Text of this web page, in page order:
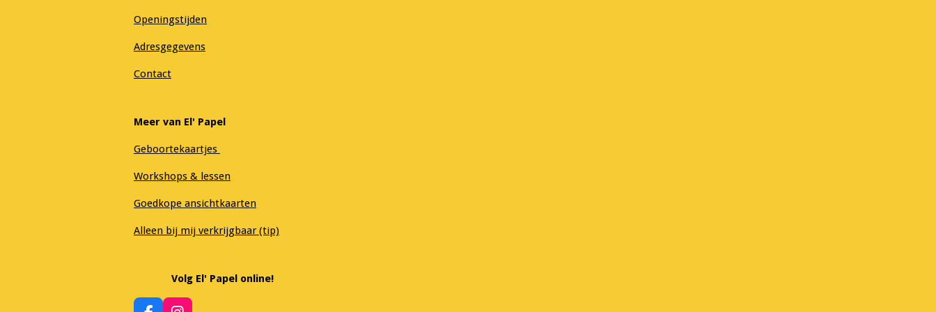
Openingstijden
Adresgegevens
Contact
Meer van El' Papel
Geboortekaartjes
Workshops & lessen
Goedkope ansichtkaarten
Alleen bij mij verkrijgbaar (tip)
Volg El' Papel online!